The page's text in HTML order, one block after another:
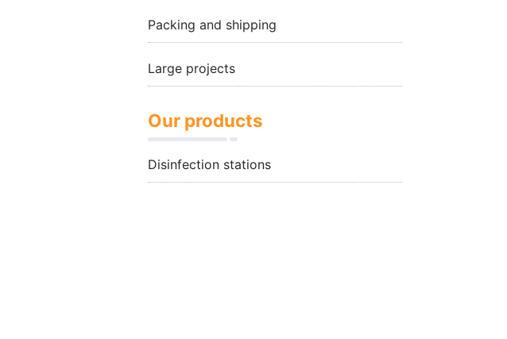
Packing and shipping
Large projects
Our products
Disinfection stations